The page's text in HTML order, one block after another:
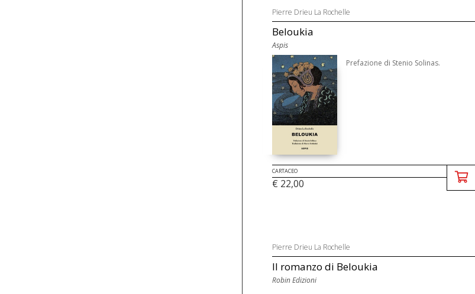
Pierre Drieu La Rochelle
Beloukia
Aspis
Prefazione di Stenio Solinas.
CARTACEO
€ 22,00
Pierre Drieu La Rochelle
Il romanzo di Beloukia
Robin Edizioni